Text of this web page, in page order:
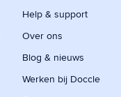
Help & support
Over ons
Blog & nieuws
Werken bij Doccle